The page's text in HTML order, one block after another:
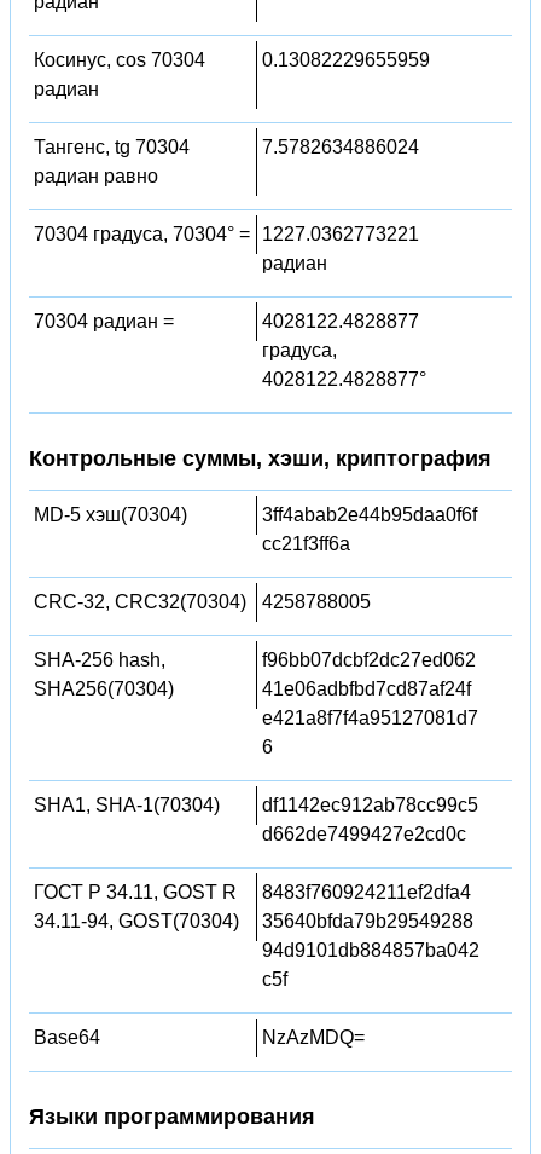
Косинус, cos 70304
радиан
0.13082229655959
Тангенс, tg 70304
радиан равно
7.5782634886024
70304 градуса, 70304° =
1227.0362773221
радиан
70304 радиан =
4028122.4828877
градуса,
4028122.4828877°
Контрольные суммы, хэши, криптография
MD-5 хэш(70304)
3ff4abab2e44b95daa0f6f
cc21f3ff6a
CRC-32, CRC32(70304) 4258788005
SHA-256 hash,
SHA256(70304)
f96bb07dcbf2dc27ed062
41e06adbfbd7cd87af24f
e421a8f7f4a95127081d7
6
SHA1, SHA-1(70304)
df1142ec912ab78cc99c5
d662de7499427e2cd0c
ГОСТ Р 34.11, GOST R
34.11-94, GOST(70304)
8483f760924211ef2dfa4
35640bfda79b29549288
94d9101db884857ba042
c5f
Base64 NzAzMDQ=
Языки программирования